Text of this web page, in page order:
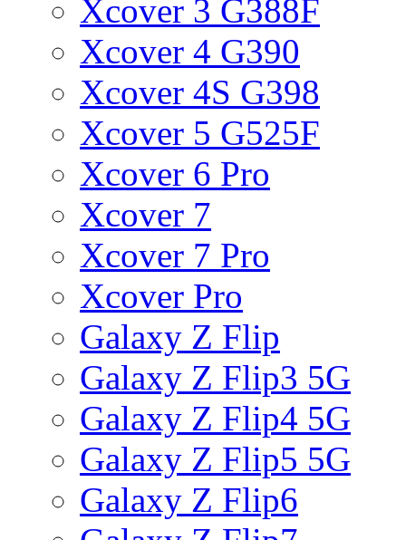
Xcover 3 G388F
Xcover 4 G390
Xcover 4S G398
Xcover 5 G525F
Xcover 6 Pro
Xcover 7
Xcover 7 Pro
Xcover Pro
Galaxy Z Flip
Galaxy Z Flip3 5G
Galaxy Z Flip4 5G
Galaxy Z Flip5 5G
Galaxy Z Flip6